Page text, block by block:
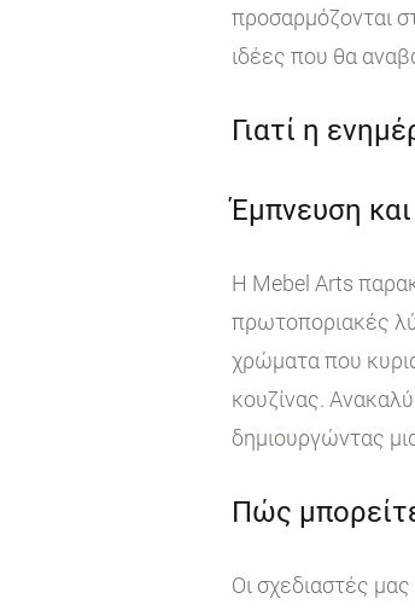
προσαρμόζονται
ιδέες που θα
Γιατί η
Έμπνευση
Η Mebel Arts
πρωτοποριακές
χρώματα που
κουζίνας.
δημιουργώντας
Πώς
Οι σχεδιαστές